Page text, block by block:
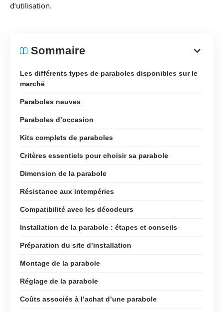
d’utilisation.
Sommaire
Les différents types de paraboles disponibles sur le
marché
Paraboles neuves
Paraboles d’occasion
Kits complets de paraboles
Critères essentiels pour choisir sa parabole
Dimension de la parabole
Résistance aux intempéries
Compatibilité avec les décodeurs
Installation de la parabole : étapes et conseils
Préparation du site d’installation
Montage de la parabole
Réglage de la parabole
Coûts associés à l’achat d’une parabole